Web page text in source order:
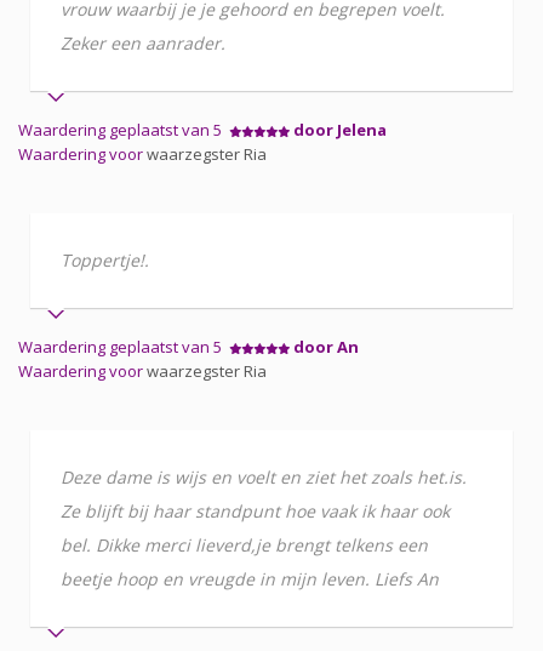
vrouw waarbij je je gehoord en begrepen voelt.
Zeker een aanrader.
Waardering geplaatst van 5
door Jelena
Waardering voorwaarzegster Ria
Toppertje!.
Waardering geplaatst van 5
door An
Waardering voorwaarzegster Ria
Deze dame is wijs en voelt en ziet het zoals het.is.
Ze blijft bij haar standpunt hoe vaak ik haar ook
bel. Dikke merci lieverd,je brengt telkens een
beetje hoop en vreugde in mijn leven. Liefs An